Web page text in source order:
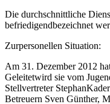
Die durchschnittliche
befriedigendbezeichnet
Zurpersonellen Situation:
Am 31. Dezember 2012
Geleitetwird sie vom
Stellvertreter
Betreuern Sven Günther,